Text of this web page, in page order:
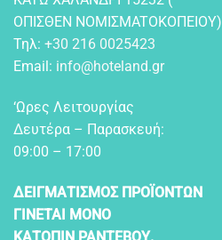
OΠIΣΘEN NOMIΣMATOKOΠEIOY)
Τηλ: +30 216 0025423
Email: info@hoteland.gr
‘Ωρες Λειτουργίας
Δευτέρα – Παρασκευή:
09:00 – 17:00
ΔΕΙΓΜΑΤΙΣΜΟΣ ΠΡΟΪΟΝΤΩΝ
ΓΙΝΕΤΑΙ ΜΟΝΟ